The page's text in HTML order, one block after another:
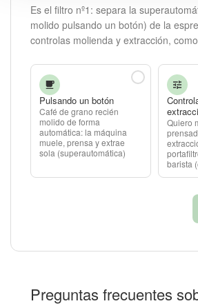
Es el filtro nº1: separa la
molido pulsando un botón) de la
controlas molienda y extracción,
Pulsando un botón
Café de grano recién
molido de forma
automática: la máquina
muele, prensa y extrae
sola (superautomática)
Quiero
barista
Preguntas frecuentes